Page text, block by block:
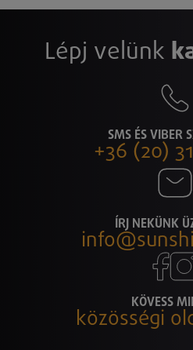
Lépj velünk
SMS ÉS VIBER
+36 (20)
ÍRJ NEKÜNK
KÖVESS
közösségi